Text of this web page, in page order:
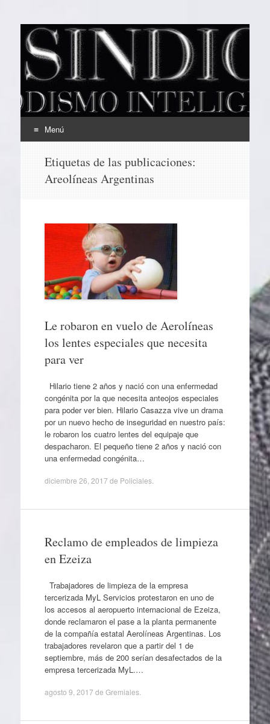
EL SINDICAL
Periodismo Inteligente
Menú
contenido
Etiquetas de las publicaciones:
Areolíneas Argentinas
Le robaron en vuelo de Aerolíneas
los lentes especiales que necesita
para ver
Hilario tiene 2 años y nació con una enfermedad
congénita por la que necesita anteojos especiales
para poder ver bien. Hilario Casazza vive un drama
por un nuevo hecho de inseguridad en nuestro país:
le robaron los cuatro lentes del equipaje que
despacharon. El pequeño tiene 2 años y nació con
una enfermedad congénita…
diciembre 26, 2017 de Policiales.
Reclamo de empleados de limpieza
en Ezeiza
Trabajadores de limpieza de la empresa
tercerizada MyL Servicios protestaron en uno de
los accesos al aeropuerto internacional de Ezeiza,
donde reclamaron el pase a la planta permanente
de la compañía estatal Aerolíneas Argentinas. Los
trabajadores revelaron que a partir del 1 de
septiembre, más de 200 serían desafectados de la
empresa tercerizada MyL.…
agosto 9, 2017 de Gremiales.